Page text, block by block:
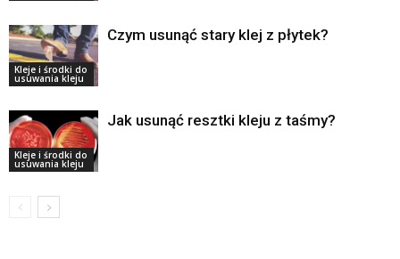
Kleje i środki do
usuwania kleju
Czym usunąć stary klej z płytek?
Kleje i środki do
usuwania kleju
Jak usunąć resztki kleju z taśmy?